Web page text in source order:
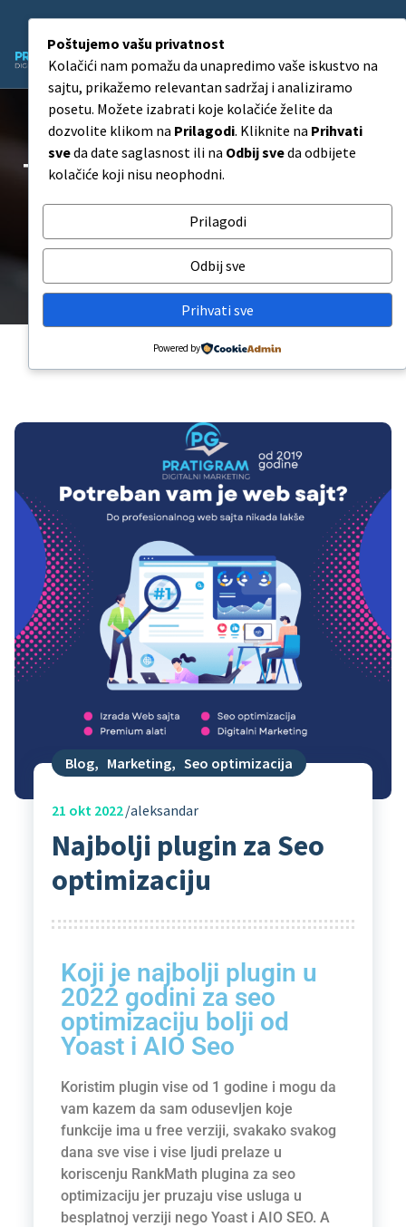
Agencija za Digitalni Marketing
Tag Archives: seo optimizacija
wordpress
Tag Archives: seo optimizacija wordpress
Blog, Marketing, Seo optimizacija
21 okt 2022 aleksandar
Najbolji plugin za Seo
optimizaciju
Koji je najbolji plugin u
2022 godini za seo
optimizaciju bolji od
Yoast i AIO Seo
Koristim plugin vise od 1 godine i mogu da
vam kazem da sam odusevljen koje
funkcije ima u free verziji, svakako svakog
dana sve vise i vise ljudi prelaze u
koriscenju RankMath plugina za seo
optimizaciju jer pruzaju vise usluga u
besplatnoj verziji nego Yoast i AIO SEO. A
Poštujemo vašu privatnost
Kolačići nam pomažu da unapredimo vaše iskustvo na
sajtu, prikažemo relevantan sadržaj i analiziramo
posetu. Možete izabrati koje kolačiće želite da
dozvolite klikom na Prilagodi. Kliknite na Prihvati
sveda date saglasnost ili na Odbij sveda odbijete
kolačiće koji nisu neophodni.
Prilagodi
Odbij sve
Prihvati sve
Powered by